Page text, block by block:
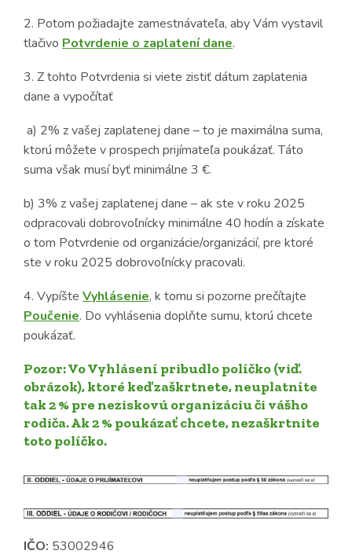
2. Potom požiadajte zamestnávateľa, aby Vám vystavil
tlačivo Potvrdenie o zaplatení dane.
3. Z tohto Potvrdenia si viete zistiť dátum zaplatenia
dane a vypočítať
a) 2% z vašej zaplatenej dane – to je maximálna suma,
ktorú môžete v prospech prijímateľa poukázať. Táto
suma však musí byť minimálne 3 €.
b) 3% z vašej zaplatenej dane – ak ste v roku 2025
odpracovali dobrovoľnícky minimálne 40 hodín a získate
o tom Potvrdenie od organizácie/organizácií, pre ktoré
ste v roku 2025 dobrovoľnícky pracovali.
4. Vypíšte Vyhlásenie, k tomu si pozorne prečítajte
Poučenie. Do vyhlásenia doplňte sumu, ktorú chcete
poukázať.
Pozor: Vo Vyhlásení pribudlo políčko (viď.
obrázok), ktoré keď zaškrtnete, neuplatníte
tak 2 % pre neziskovú organizáciu či vášho
rodiča. Ak 2 % poukázať chcete, nezaškrtnite
toto políčko.
IČO: 53002946